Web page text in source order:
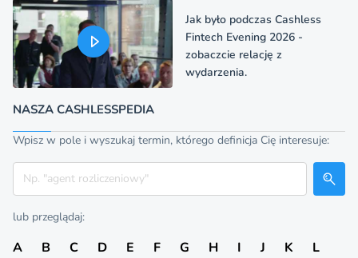
Jak było podczas Cashless
Fintech Evening 2026 -
zobaczcie relację z
wydarzenia.
NASZA CASHLESSPEDIA
Wpisz w pole i wyszukaj termin, którego definicja Cię interesuje:
Szukaj
lub przeglądaj:
A B C D E F G H I J K
L